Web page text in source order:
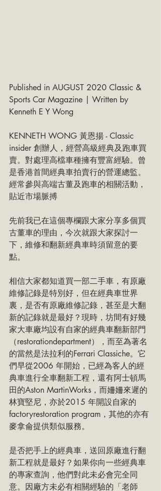
Published in AUGUST 2020 Classic &
Sports Car Magazine | Written by
Kenneth E Y Wong
KENNETH WONG 黃恩揚 - Classic
insider 創辦人，經營高級經典及跑車買
賣。對處理高檔車種擁有豐富經驗。曾
是香港首間經典車拍賣行的營運總監。
經常參與高端古董及跑車的相關活動，
貼近市場脈搏
先前我已在這個專欄跟大家分享多個買
古董車的理由，今次就跟大家探討一
下，維修和翻新經典車時須留意的要
點。
相信大家都知道買一部二手車，有原廠
維修記錄是特別好，但在經典車世界
裏，是否有原廠維修記錄，甚至是大翻
新的記錄就是最好？現時，坊間有好幾
家大車廠均設有自家的經典車翻新部門
（restorationdepartment），而至為著名
的當然是法拉利的Ferrari Classiche。它
們早從2006 年開始，已經為客人的經
典車進行全車翻新工程，還有阿士頓馬
田的Aston MartinWorks，而姍姍來遲的
林寶堅尼，亦於2015 年開設自家的
factoryrestoration program，其他的亦有
麥拿侖提供類似服務。
是否把手上的經典車，送回原廠進行翻
新工程就是最好？如果你向一些經典車
的專家查詢，他們對此未必會完全同
意。因廠方未必有相關經驗的「老師